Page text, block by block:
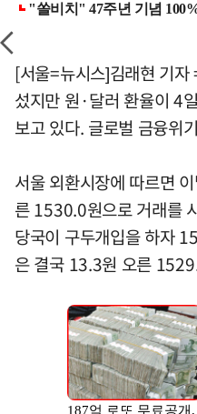
[서울=뉴시스]김래현 기
섰지만 원·달러 환율이 4
보고 있다. 글로벌 금융위
서울 외환시장에 따르면
른 1530.0원으로 거래를
당국이 구두개입을 하자
은 결국 13.3원 오른